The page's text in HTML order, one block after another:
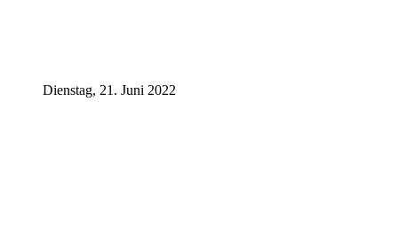
Dienstag, 21. Juni 2022